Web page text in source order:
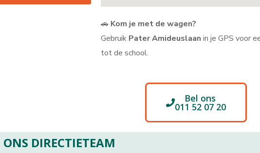
🚗 Kom je met de wagen?
Gebruik Pater Amideuslaan in je GPS voor
tot de school.
Bel ons
011 52 07 20
ONS DIRECTIETEAM